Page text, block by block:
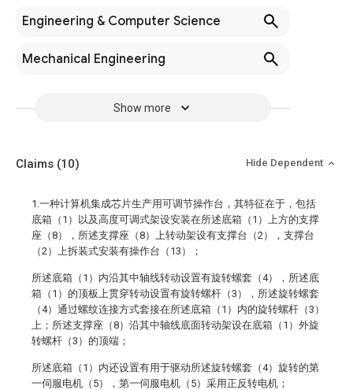
Engineering & Computer Science
Mechanical Engineering
Show more
Claims (10) Hide Dependent
1.一种计算机集成芯片生产用可调节操作台，其特征在于，包括
底箱（1）以及高度可调式架设安装在所述底箱（1）上方的支撑
座（8），所述支撑座（8）上转动架设有支撑台（2），支撑台
（2）上拆装式安装有操作台（13）；
所述底箱（1）内沿其中轴线转动设置有旋转螺套（4），所述底
箱（1）的顶板上贯穿转动设置有旋转螺杆（3），所述旋转螺套
（4）通过螺纹连接方式套接在所述底箱（1）内的旋转螺杆（3）
上；所述支撑座（8）沿其中轴线底面转动架设在底箱（1）外旋
转螺杆（3）的顶端；
所述底箱（1）内还设置有用于驱动所述旋转螺套（4）旋转的第
一伺服电机（5），第一伺服电机（5）采用正反转电机；